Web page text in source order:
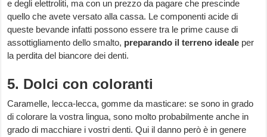
e degli elettroliti, ma con un prezzo da pagare che prescinde
quello che avete versato alla cassa. Le componenti acide di
queste bevande infatti possono essere tra le prime cause di
assottigliamento dello smalto, preparando il terreno ideale per
la perdita del biancore dei denti.
5. Dolci con coloranti
Caramelle, lecca-lecca, gomme da masticare: se sono in grado
di colorare la vostra lingua, sono molto probabilmente anche in
grado di macchiare i vostri denti. Qui il danno però è in genere